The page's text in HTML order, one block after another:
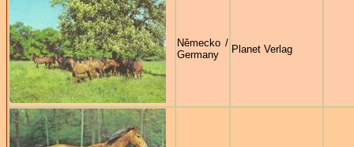
Německo /
Germany
Planet Verlag